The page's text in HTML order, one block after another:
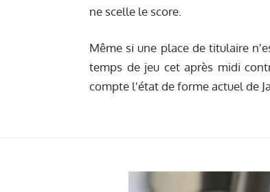
ne scelle le score.
Même si une place de titulaire
temps de jeu cet après midi
compte l'état de forme actuel de